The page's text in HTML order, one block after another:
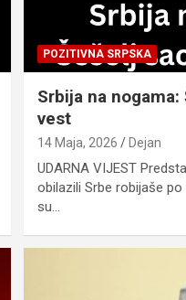
POZITIVNA SRPSKA
Srbija na
vest
14 Maja, 2026 Dejan
UDARNA VIJEST
obilazili Srbe robijaše
su…